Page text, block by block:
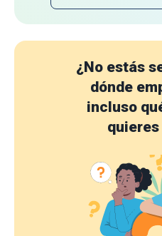
¿No estás
dónde
incluso